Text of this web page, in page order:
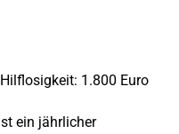
1.800 Euro
ein jährlicher